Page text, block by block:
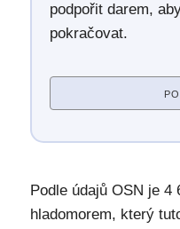
podpořit darem,
pokračovat.
Podle údajů OSN je
hladomorem, který